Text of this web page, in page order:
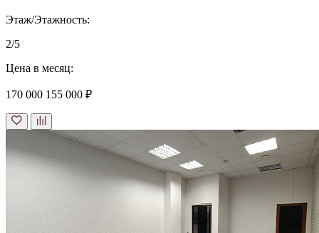
Этаж/Этажность:
2/5
Цена в месяц:
170 000 155 000 ₽